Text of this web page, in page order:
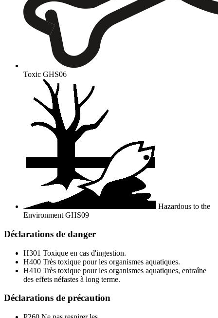
Toxic GHS06
Hazardous to the
Environment GHS09
Déclarations de danger
H301 Toxique en cas d'ingestion.
H400 Très toxique pour les organismes aquatiques.
H410 Très toxique pour les organismes aquatiques, entraîne
des effets néfastes à long terme.
Déclarations de précaution